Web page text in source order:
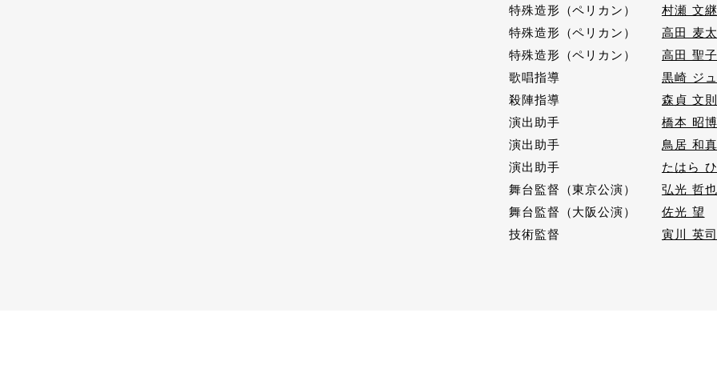
特殊造形（ペリカン）
村瀬 文継
特殊造形（ペリカン）
高田 麦太
特殊造形（ペリカン）
高田 聖子
歌唱指導
黒崎 ジ
殺陣指導
森貞 文則
演出助手
橋本 昭博
演出助手
鳥居 和真
演出助手
たはら
舞台監督（東京公演）
弘光 哲也
舞台監督（大阪公演）
佐光 望
技術監督
寅川 英司